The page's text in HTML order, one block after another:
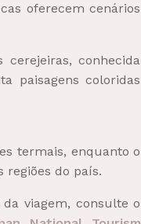
oferecem cenários
conhecida
paisagens coloridas
termais, enquanto o
regiões do país.
viagem, consulte o